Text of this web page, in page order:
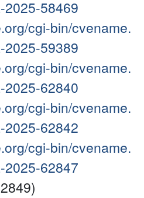
2025-58469
cgi-bin/cvename.
2025-59389
cgi-bin/cvename.
2025-62840
cgi-bin/cvename.
2025-62842
cgi-bin/cvename.
2025-62847